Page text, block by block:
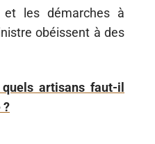
les démarches à
obéissent à des
quels artisans faut-il
?